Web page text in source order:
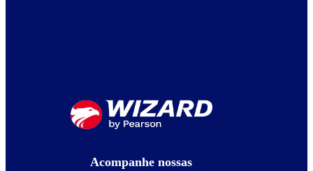
Acompanhe nossas